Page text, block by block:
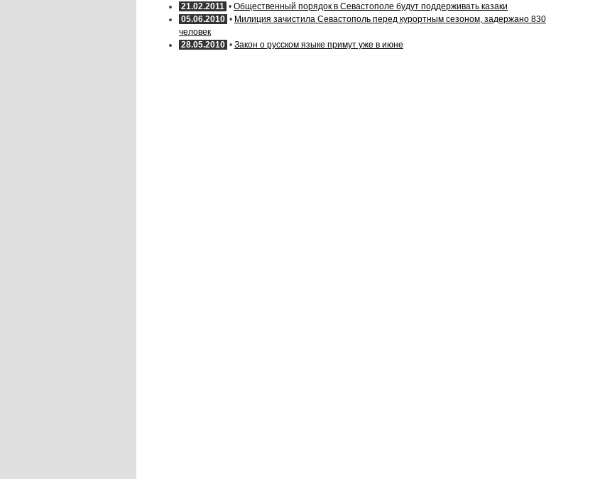
21.02.2011 • Общественный порядок в Севастополе будут поддерживать казаки
05.06.2010 • Милиция зачистила Севастополь перед курортным сезоном, задержано 830
человек
28.05.2010 • Закон о русском языке примут уже в июне